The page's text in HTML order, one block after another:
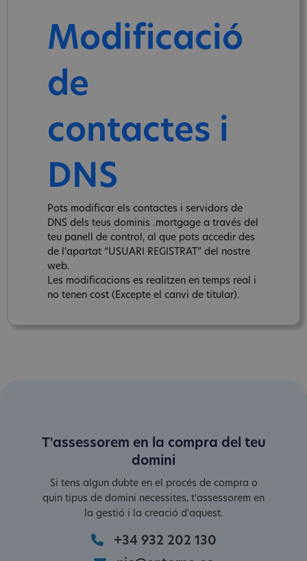
Modificació
de
contactes i
DNS
Pots modificar els contactes i servidors de
DNS dels teus dominis .mortgage a través del
teu panell de control, al que pots accedir des
de l‘apartat “USUARI REGISTRAT” del nostre
web.
Les modificacions es realitzen en temps real i
no tenen cost (Excepte el canvi de titular).
T'assessorem en la compra del teu
domini
Si tens algun dubte en el procés de compra o
quin tipus de domini necessites, t'assessorem en
la gestió i la creació d'aquest.
+34 932 202 130